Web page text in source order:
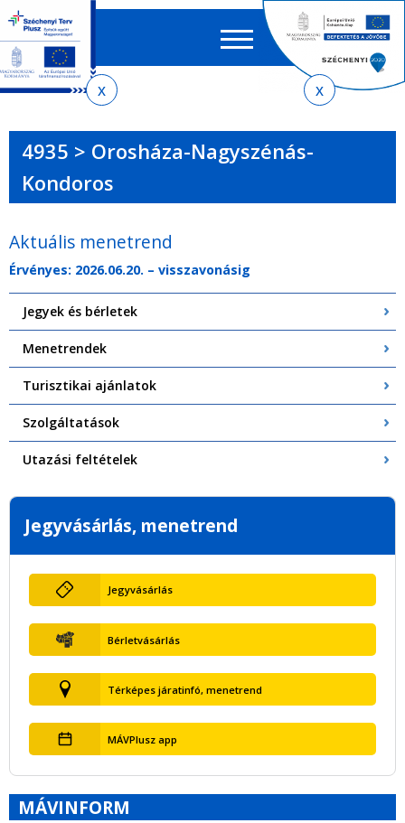
menetrendkeresőhöz
almenühöz
tartalomra
oldaltérképre
EN HU
űrlap
4935 > Orosháza-Nagyszénás-
Kondoros
Aktuális menetrend
Érvényes: 2026.06.20. – visszavonásig
Jegyek és bérletek
Menetrendek
Turisztikai ajánlatok
Szolgáltatások
Utazási feltételek
Jegyvásárlás, menetrend
Jegyvásárlás
Bérletvásárlás
Térképes járatinfó, menetrend
MÁVPlusz app
MÁVINFORM